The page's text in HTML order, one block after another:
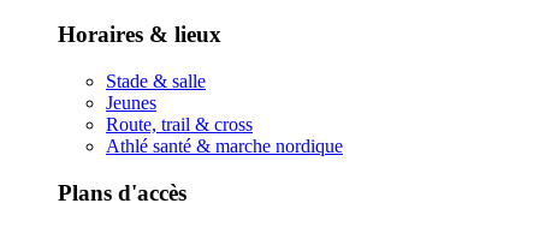
Horaires & lieux
Stade & salle
Jeunes
Route, trail & cross
Athlé santé & marche nordique
Plans d'accès